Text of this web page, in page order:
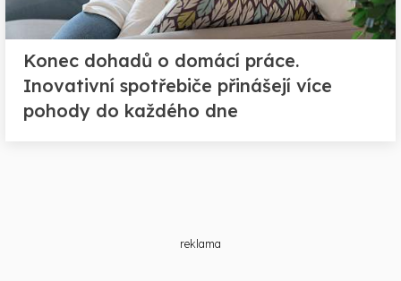
Konec dohadů o domácí práce.
Inovativní spotřebiče přinášejí více
pohody do každého dne
reklama